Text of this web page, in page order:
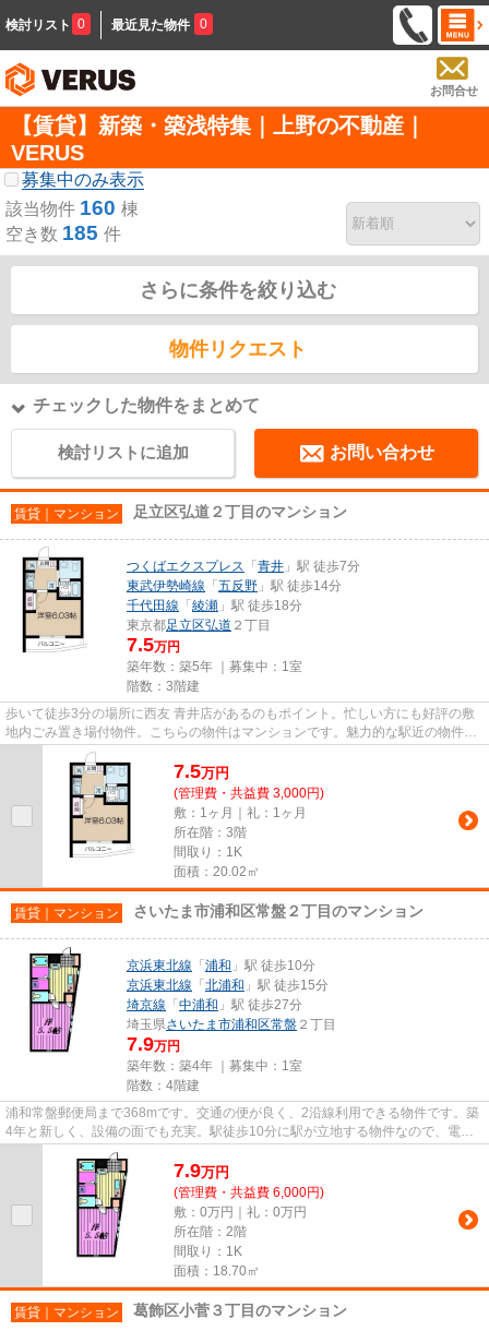
検討リスト 0 最近見た物件 0
お問合せ
【賃貸】新築・築浅特集｜上野の不動産｜
VERUS
募集中のみ表示
該当物件 160 棟
空き数 185 件
さらに条件を絞り込む
物件リクエスト
チェックした物件をまとめて
検討リストに追加 お問い合わせ
賃貸｜マンション 足立区弘道２丁目のマンション
つくばエクスプレス 「 青井 」駅 徒歩7分
東武伊勢崎線 「 五反野 」駅 徒歩14分
千代田線 「 綾瀬 」駅 徒歩18分
東京都足立区弘道 ２丁目
7.5万円
築年数：築5年 ｜募集中： 1室
階数：3階建
歩いて徒歩3分の場所に西友 青井店があるのもポイント。忙しい方にも好評の敷
地内ごみ置き場付物件。こちらの物件はマンションです。魅力的な駅近の物件
で、駅まで徒歩7分です。当社ス...
7.5万円
(管理費・共益費 3,000円)
敷：1ヶ月｜礼：1ヶ月
所在階：3階
間取り：1K
面積：20.02㎡
賃貸｜マンション さいたま市浦和区常盤２丁目のマンション
京浜東北線 「 浦和 」駅 徒歩10分
京浜東北線 「 北浦和 」駅 徒歩15分
埼京線 「 中浦和 」駅 徒歩27分
埼玉県さいたま市浦和区常盤 ２丁目
7.9万円
築年数：築4年 ｜募集中： 1室
階数：4階建
浦和常盤郵便局まで368mです。交通の便が良く、2沿線利用できる物件です。築
4年と新しく、設備の面でも充実。駅徒歩10分に駅が立地する物件なので、電車
を多く利用する方にとって便利...
7.9万円
(管理費・共益費 6,000円)
敷：0万円｜礼：0万円
所在階：2階
間取り：1K
面積：18.70㎡
賃貸｜マンション 葛飾区小菅３丁目のマンション